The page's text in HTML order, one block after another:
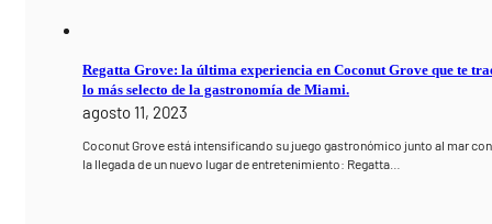
Regatta Grove: la última experiencia en Coconut Grove que te
lo más selecto de la gastronomía de Miami.
agosto 11, 2023
Coconut Grove está intensificando su juego gastronómico junto al mar con
la llegada de un nuevo lugar de entretenimiento: Regatta…